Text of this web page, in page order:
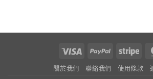
Visa PayPal
關於我們 聯絡我們 使用條款